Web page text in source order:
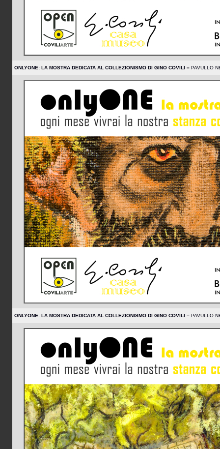
ONLYONE: LA MOSTRA DEDICATA AL COLLEZIONISMO DI GINO COVILI = PAVULLO
ONLYONE: LA MOSTRA DEDICATA AL COLLEZIONISMO DI GINO COVILI = PAVULLO